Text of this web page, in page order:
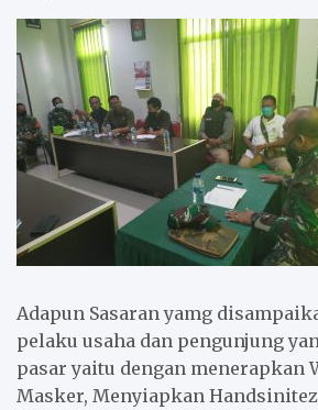
Adapun Sasaran yamg
pelaku usaha dan pengunjung
pasar yaitu dengan menerapkan
Masker, Menyiapkan